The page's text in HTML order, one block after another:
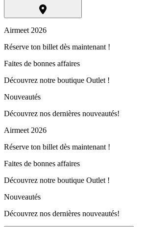
Airmeet 2026
Réserve ton billet dès maintenant !
Faites de bonnes affaires
Découvrez notre boutique Outlet !
Nouveautés
Découvrez nos dernières nouveautés!
Airmeet 2026
Réserve ton billet dès maintenant !
Faites de bonnes affaires
Découvrez notre boutique Outlet !
Nouveautés
Découvrez nos dernières nouveautés!